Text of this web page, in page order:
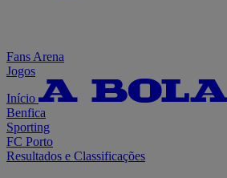
Fans Arena
Jogos
Início
Benfica
Sporting
FC Porto
Resultados e Classificações